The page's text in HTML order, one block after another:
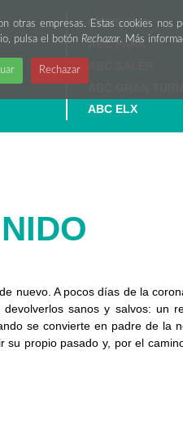
empresas. Estas cookies
pulsa el botón Rechazar. Más
Rechazar
CINES ABC
ABC PARK
ABC GRAN
ABC ELX
nuevo. A pocos días de la
sanos y salvos: un
se convierte en padre de la
propio pasado y, por el